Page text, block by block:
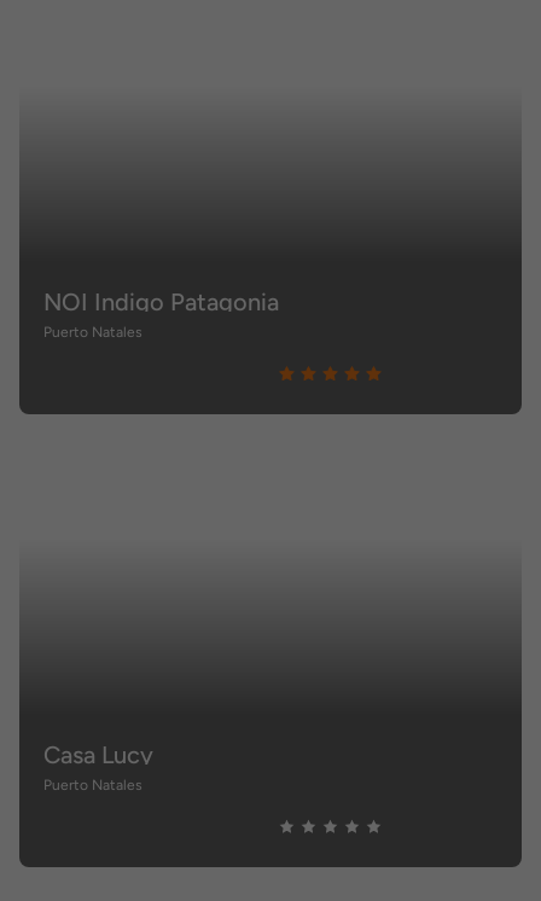
NOI Indigo Patagonia
Puerto Natales
Casa Lucy
Puerto Natales